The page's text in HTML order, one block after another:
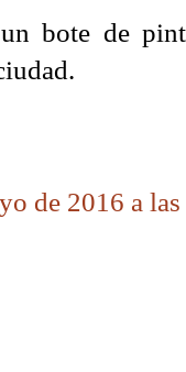
bote de
de 2016 a